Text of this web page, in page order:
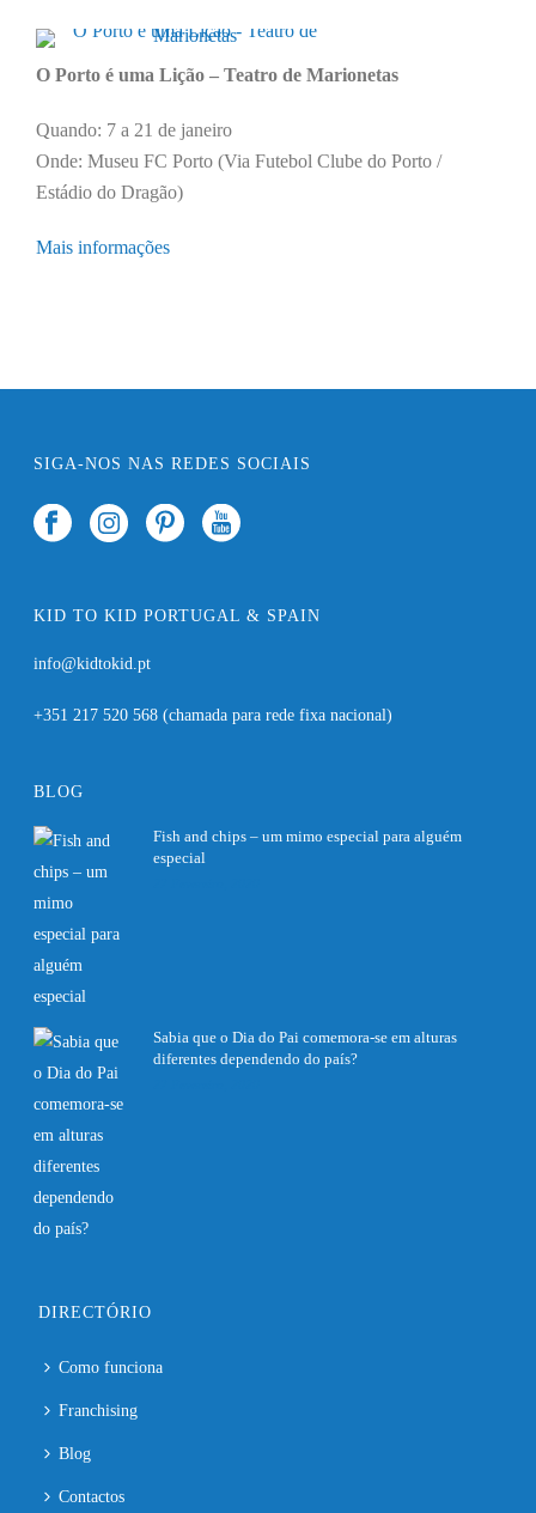
O Porto é uma Lição – Teatro de Marionetas
Quando: 7 a 21 de janeiro
Onde: Museu FC Porto (Via Futebol Clube do Porto /
Estádio do Dragão)
Mais informações
SIGA-NOS NAS REDES SOCIAIS
KID TO KID PORTUGAL & SPAIN
info@kidtokid.pt
+351 217 520 568(chamada para rede fixa nacional)
BLOG
Fish and chips – um mimo especial para alguém
especial
Sabia que o Dia do Pai comemora-se em alturas
diferentes dependendo do país?
DIRECTÓRIO
Como funciona
Franchising
Blog
Contactos